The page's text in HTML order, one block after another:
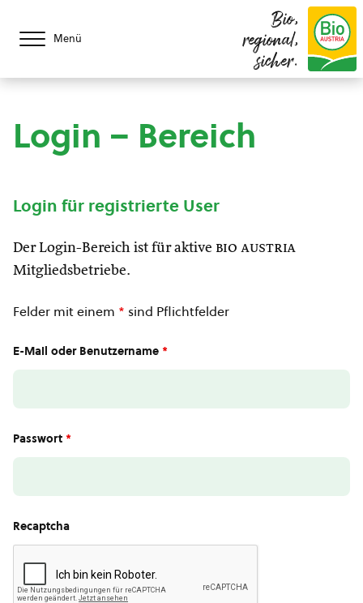
Menü
Bio,
regional,
sicher.
Login – Bereich
Login für registrierte User
Der Login-Bereich ist für aktive bio austria
Mitgliedsbetriebe.
Felder mit einem * sind Pflichtfelder
E-Mail oder Benutzername *
Passwort *
Recaptcha